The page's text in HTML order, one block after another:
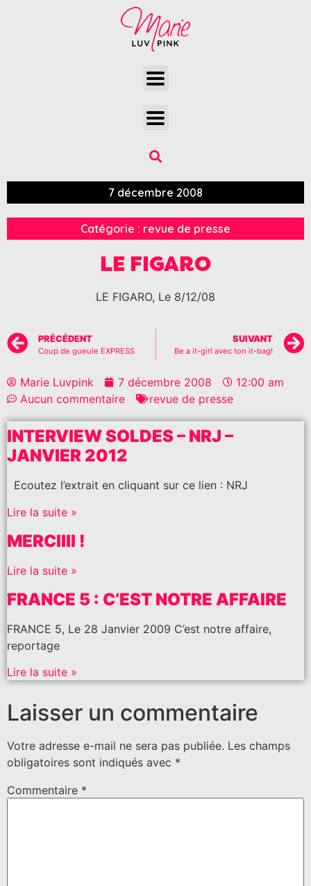
7 décembre 2008
Catégorie : revue de presse
LE FIGARO
LE FIGARO, Le 8/12/08
PRÉCÉDENT
Coup de gueule EXPRESS
SUIVANT
Be a it-girl avec ton it-bag!
Marie Luvpink 7 décembre 2008
12:00 am
Aucun commentaire
revue de presse
INTERVIEW SOLDES – NRJ –
JANVIER 2012
Ecoutez l’extrait en cliquant sur ce lien : NRJ
Lire la suite »
MERCIIII !
Lire la suite »
FRANCE 5 : C’EST NOTRE AFFAIRE
FRANCE 5, Le 28 Janvier 2009 C’est notre affaire,
reportage
Lire la suite »
Laisser un commentaire
Votre adresse e-mail ne sera pas publiée. Les champs
obligatoires sont indiqués avec *
Commentaire *